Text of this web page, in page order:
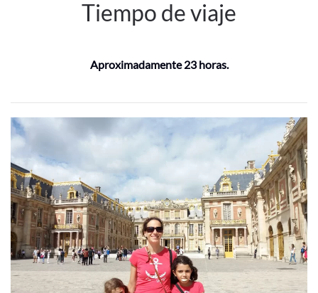
Tiempo de viaje
Aproximadamente 23 horas.